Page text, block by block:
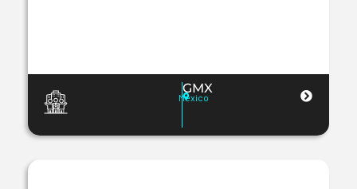
GMX
Mexico